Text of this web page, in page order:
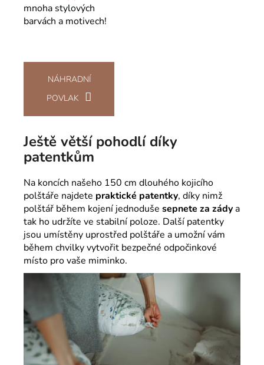
mnoha stylových
barvách a motivech!
NÁHRADNÍ
POVLAK
Ještě větší pohodlí díky
patentkům
Na koncích našeho 150 cm dlouhého kojicího
polštáře najdete praktické patentky, díky nimž
polštář během kojení jednoduše sepnete za zádya
tak ho udržíte ve stabilní poloze. Další patentky
jsou umístěny uprostřed polštáře a umožní vám
během chvilky vytvořit bezpečné odpočinkové
místo pro vaše miminko.